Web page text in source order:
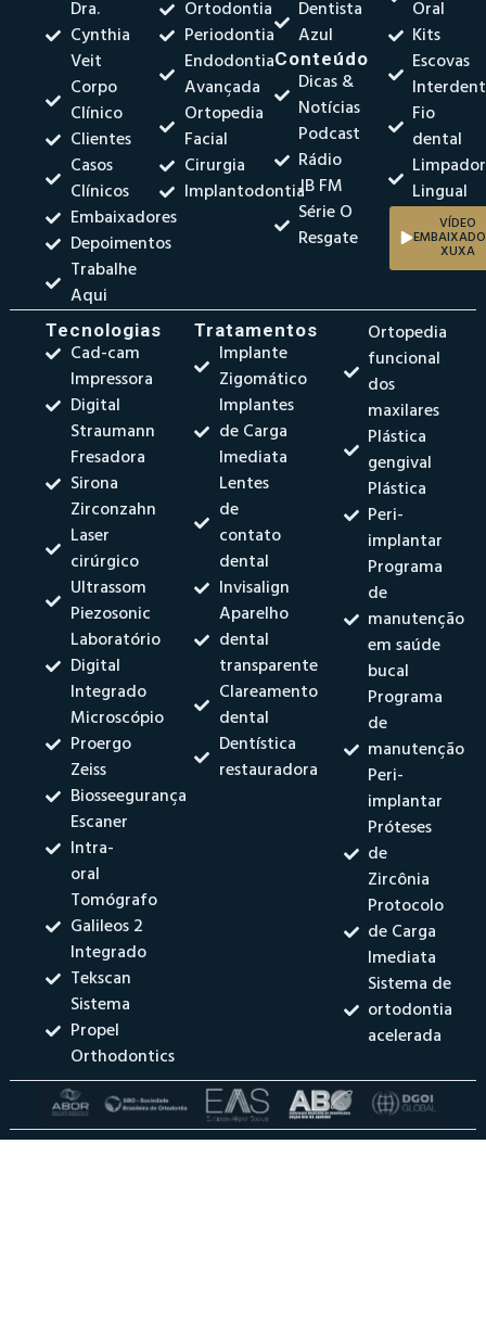
Dra.
Cynthia
Veit
Corpo
Clínico
Clientes
Casos
Clínicos
Embaixadores
Depoimentos
Trabalhe
Aqui
Ortodontia
Periodontia
Endodontia
Avançada
Ortopedia
Facial
Cirurgia
Implantodontia
Dentista
Azul
Conteúdo
Dicas &
Notícias
Podcast
Rádio
JB FM
Série O
Resgate
Oral
Kits
Escovas
Fio
dental
Limpador
Lingual
VÍDEO
XUXA
Tecnologias
Cad-cam
Impressora
Digital
Straumann
Fresadora
Sirona
Zirconzahn
Laser
cirúrgico
Ultrassom
Piezosonic
Laboratório
Digital
Integrado
Microscópio
Proergo
Zeiss
Biosseegurança
Escaner
Intra-
oral
Tomógrafo
Galileos 2
Integrado
Tekscan
Sistema
Propel
Orthodontics
Tratamentos
Implante
Zigomático
Implantes
de Carga
Imediata
Lentes
de
contato
dental
Invisalign
Aparelho
dental
transparente
Clareamento
dental
Dentística
restauradora
Ortopedia
funcional
dos
maxilares
Plástica
gengival
Plástica
Peri-
implantar
Programa
de
manutenção
em saúde
bucal
Programa
de
manutenção
Peri-
implantar
Próteses
de
Zircônia
Protocolo
de Carga
Imediata
Sistema de
ortodontia
acelerada